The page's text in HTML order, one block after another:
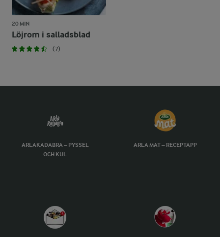
20 MIN
Löjrom i salladsblad
(7)
ARLAKADABRA – PYSSEL
OCH KUL
ARLA MAT – RECEPTAPP